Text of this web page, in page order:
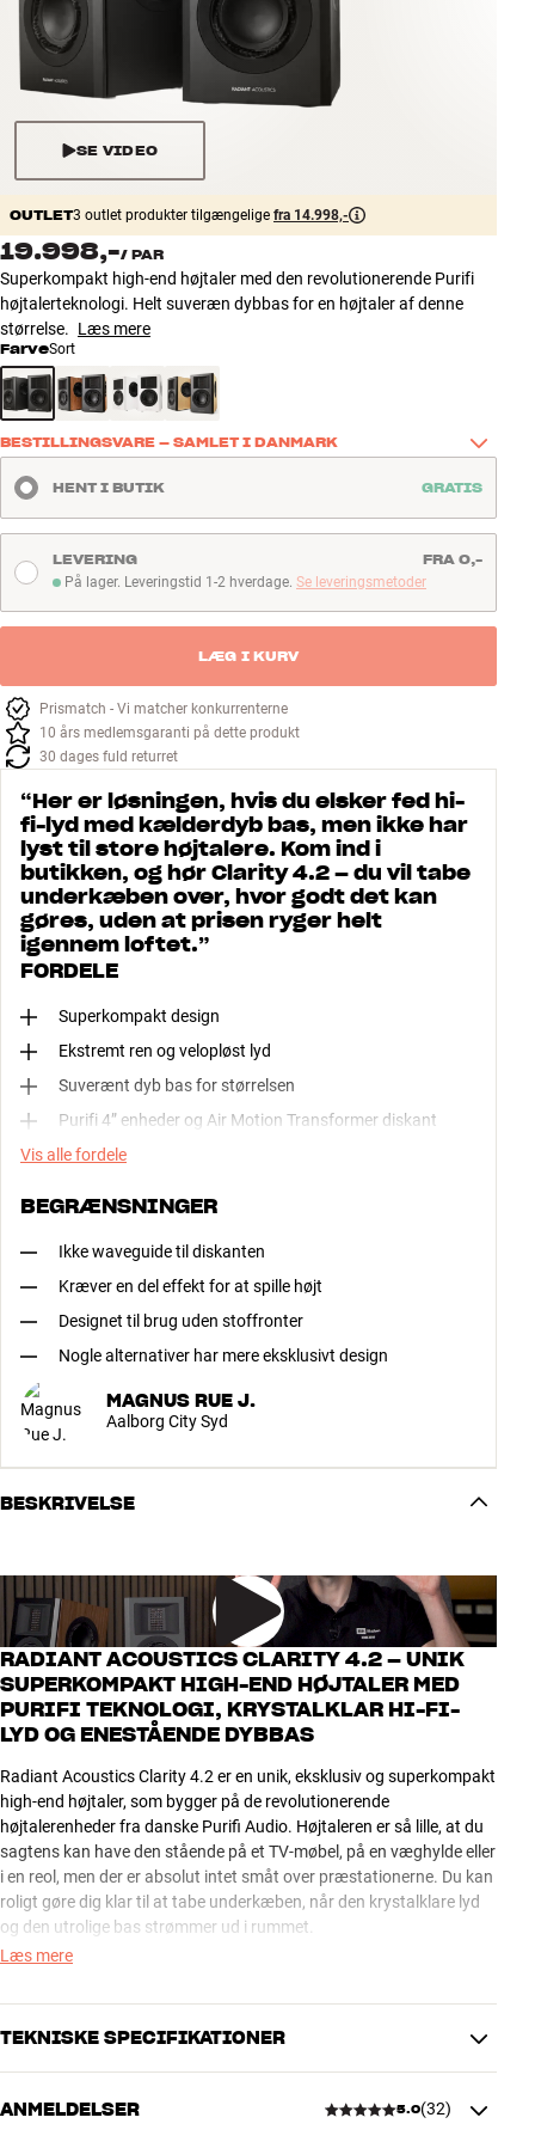
Tilbehør
INSPIRATION
MÆRKER
TILBUD
Find Butik
Kundeservice
Log ind
Kundeservice
Byg med Lyd
SE VIDEO
OUTLET3 outlet produkter tilgængelige fra 14.998,-
19.998,-/ PAR
Superkompakt high-end højtaler med den revolutionerende Purifi
højtalerteknologi. Helt suveræn dybbas for en højtaler af denne
størrelse. Læs mere
FarveSort
BESTILLINGSVARE – SAMLET I DANMARK
Radiant Acoustics’ højtalere bliver samlet i Danmark ved hver
bestilling for at sikre høj kvalitet og en lydoplevelse, der opfylder selv
de mest krævende forventninger. Er højtaleren udsolgt, kan du
stadig bestille den, og som regel er den klar inden for 7-9 dage.
HENT I BUTIK GRATIS
På lager. Leveringstid 1-2 hverdage
På lager. Leveringstid 1-2 hverdage. Se leveringsmetoder
LEVERING FRA 0,-
LÆG I KURV
Prismatch - Vi matcher konkurrenterne
10 års medlemsgaranti på dette produkt
30 dages fuld returret
“Her er løsningen, hvis du elsker fed hi-
fi-lyd med kælderdyb bas, men ikke har
lyst til store højtalere. Kom ind i
butikken, og hør Clarity 4.2 – du vil tabe
underkæben over, hvor godt det kan
gøres, uden at prisen ryger helt
igennem loftet.”
FORDELE
Superkompakt design
Ekstremt ren og velopløst lyd
Suverænt dyb bas for størrelsen
Purifi 4” enheder og Air Motion Transformer diskant
Vis alle fordele
BEGRÆNSNINGER
Ikke waveguide til diskanten
Kræver en del effekt for at spille højt
Designet til brug uden stoffronter
Nogle alternativer har mere eksklusivt design
MAGNUS RUE J.
Aalborg City Syd
BESKRIVELSE
RADIANT ACOUSTICS CLARITY 4.2 – UNIK
SUPERKOMPAKT HIGH-END HØJTALER MED
PURIFI TEKNOLOGI, KRYSTALKLAR HI-FI-
LYD OG ENESTÅENDE DYBBAS
Radiant Acoustics Clarity 4.2 er en unik, eksklusiv og superkompakt
high-end højtaler, som bygger på de revolutionerende
højtalerenheder fra danske Purifi Audio. Højtaleren er så lille, at du
sagtens kan have den stående på et TV-møbel, på en væghylde eller
i en reol, men der er absolut intet småt over præstationerne. Du kan
roligt gøre dig klar til at tabe underkæben, når den krystalklare lyd
og den utrolige bas strømmer ud i rummet.
superkompakt højtaler, og den kan nemt spille en almindelig stue
op, selv uden hjælp fra en subwoofer. Som ekstratilbehør kan du få
boligindretning.
Læs mere
TEKNISKE SPECIFIKATIONER
YDELSE
ANMELDELSER 5.0(32)